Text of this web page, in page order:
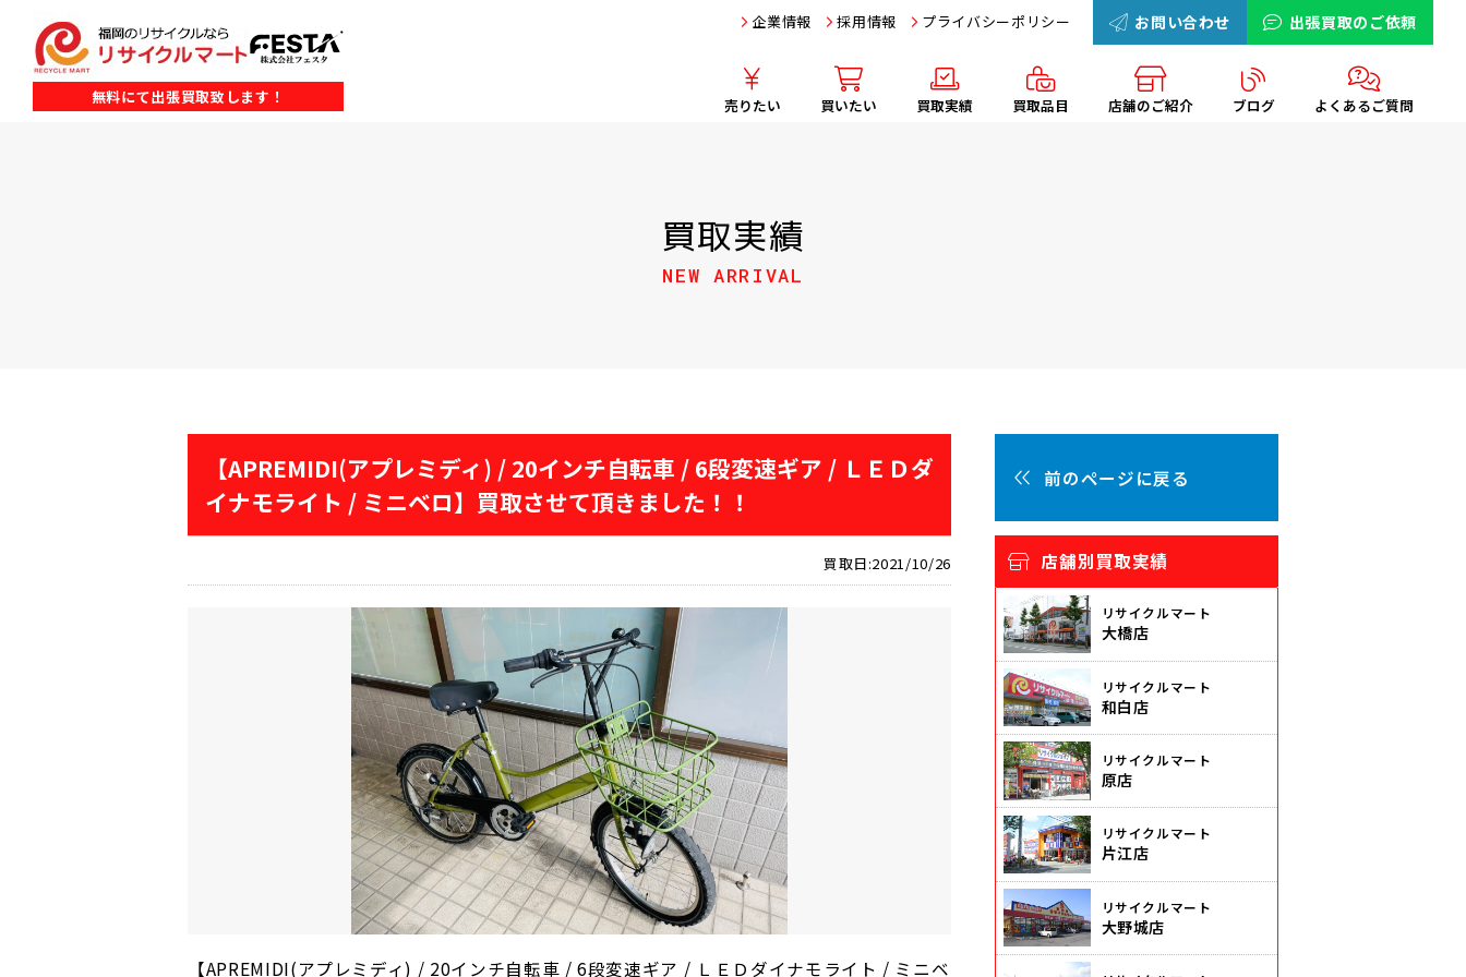
無料にて出張買取致します！
お問い合わせ 出張買取のご依頼
企業情報 採用情報 プライバシーポリシー
売りたい 買いたい 買取実績 買取品目 店舗のご紹介 ブログ よくあるご質問
買取実績
NEW ARRIVAL
【APREMIDI(アプレミディ) / 20インチ自転車 / 6段変速ギア / ＬＥＤダ
イナモライト / ミニベロ】買取させて頂きました！！
買取日:2021/10/26
【APREMIDI(アプレミディ) / 20インチ自転車 / 6段変速ギア / ＬＥＤダイナモライト / ミニベ
前のページに戻る
店舗別買取実績
リサイクルマート
大橋店
リサイクルマート
和白店
リサイクルマート
原店
リサイクルマート
片江店
リサイクルマート
大野城店